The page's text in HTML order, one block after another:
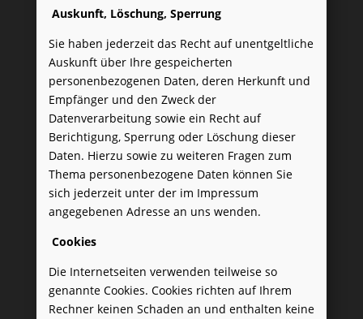
Auskunft, Löschung, Sperrung
Sie haben jederzeit das Recht auf unentgeltliche
Auskunft über Ihre gespeicherten
personenbezogenen Daten, deren Herkunft und
Empfänger und den Zweck der
Datenverarbeitung sowie ein Recht auf
Berichtigung, Sperrung oder Löschung dieser
Daten. Hierzu sowie zu weiteren Fragen zum
Thema personenbezogene Daten können Sie
sich jederzeit unter der im Impressum
angegebenen Adresse an uns wenden.
Cookies
Die Internetseiten verwenden teilweise so
genannte Cookies. Cookies richten auf Ihrem
Rechner keinen Schaden an und enthalten keine